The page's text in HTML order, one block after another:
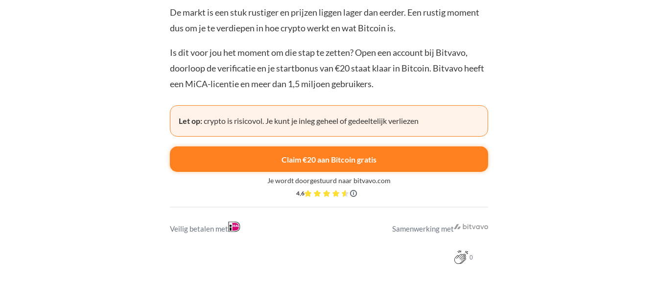
De markt is een stuk rustiger en prijzen liggen lager dan eerder. Een rustig moment
dus om je te verdiepen in hoe crypto werkt en wat Bitcoin is.
Is dit voor jou het moment om die stap te zetten? Open een account bij Bitvavo,
doorloop de verificatie en je startbonus van €20 staat klaar in Bitcoin. Bitvavo heeft
een MiCA-licentie en meer dan 1,5 miljoen gebruikers.
Let op:crypto is risicovol. Je kunt je inleg geheel of gedeeltelijk verliezen
Claim €20 aan Bitcoin gratis
Je wordt doorgestuurd naar bitvavo.com
4,6
Veilig betalen met Samenwerking met
0